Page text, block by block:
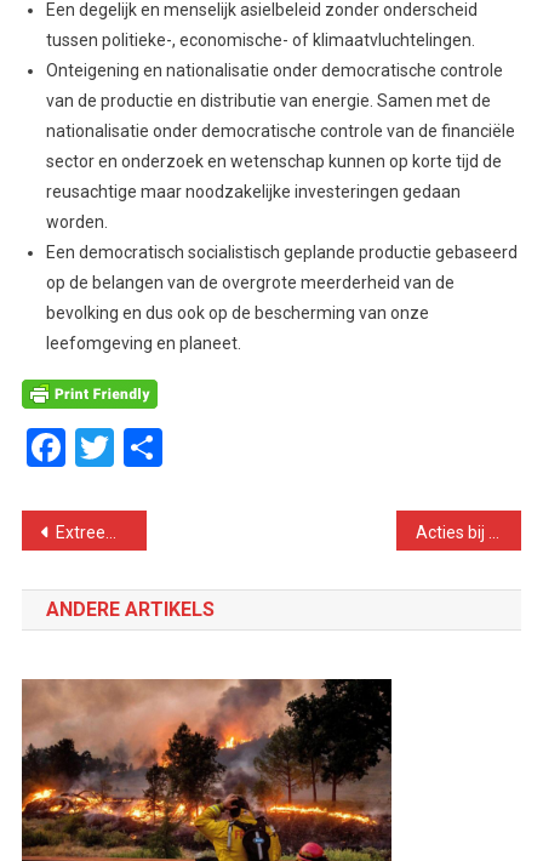
Een degelijk en menselijk asielbeleid zonder onderscheid
tussen politieke-, economische- of klimaatvluchtelingen.
Onteigening en nationalisatie onder democratische controle
van de productie en distributie van energie. Samen met de
nationalisatie onder democratische controle van de financiële
sector en onderzoek en wetenschap kunnen op korte tijd de
reusachtige maar noodzakelijke investeringen gedaan
worden.
Een democratisch socialistisch geplande productie gebaseerd
op de belangen van de overgrote meerderheid van de
bevolking en dus ook op de bescherming van onze
leefomgeving en planeet.
Facebook
Twitter
Delen
Bericht
navigatie
Extreemrechts en rechts populisme gedijen onder aftakelend kapitalisme. Enkel de arbeidersbeweging kan hen stoppen!
ANDERE ARTIKELS